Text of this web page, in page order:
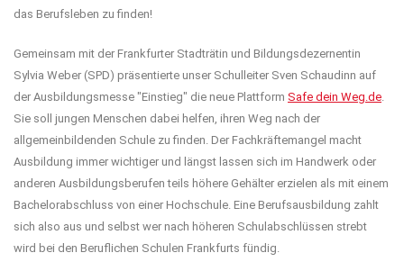
das Berufsleben zu finden!
Gemeinsam mit der Frankfurter Stadträtin und Bildungsdezernentin
Sylvia Weber (SPD) präsentierte unser Schulleiter Sven Schaudinn auf
der Ausbildungsmesse "Einstieg" die neue Plattform Safe dein Weg.de.
Sie soll jungen Menschen dabei helfen, ihren Weg nach der
allgemeinbildenden Schule zu finden. Der Fachkräftemangel macht
Ausbildung immer wichtiger und längst lassen sich im Handwerk oder
anderen Ausbildungsberufen teils höhere Gehälter erzielen als mit einem
Bachelorabschluss von einer Hochschule. Eine Berufsausbildung zahlt
sich also aus und selbst wer nach höheren Schulabschlüssen strebt
wird bei den Beruflichen Schulen Frankfurts fündig.